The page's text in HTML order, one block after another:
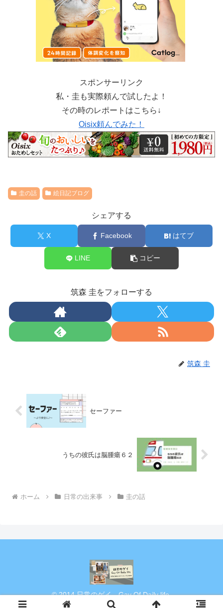
スポンサーリンク
私・圭も実際頼んで試したよ！
その時のレポートはこちら↓
Oisix頼んでみた！
圭の話 絵日記ブログ
シェアする
X Facebook はてブ
LINE コピー
筑森 圭をフォローする
筑森 圭
セーファー
うちの彼氏は脳腫瘍６２
ホーム 日常の出来事 圭の話
© 2014 日常のゲイ Gay Of Daily life.